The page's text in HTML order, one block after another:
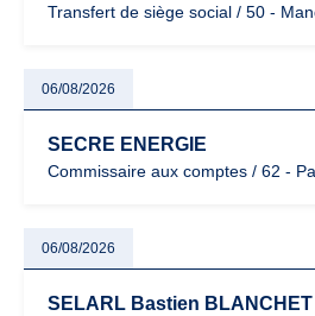
Transfert de siège social / 50 -
06/08/2026
SECRE ENERGIE
Commissaire aux comptes / 62 -
06/08/2026
SELARL Bastien BLANCHET